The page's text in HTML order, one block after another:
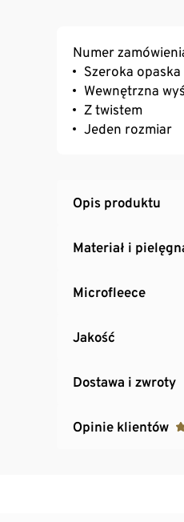
Numer
Szeroka
Wewnętrzna
Z twistem
Jeden rozmiar
Opis produktu
Materiał i
Microfleece
Jakość
Dostawa i zwroty
Opinie klientów